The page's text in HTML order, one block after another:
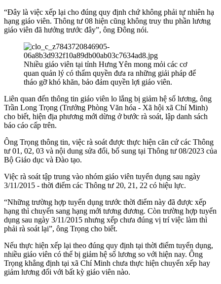
“Đây là việc xếp lại cho đúng quy định chứ không phải tự nhiên hạ
hạng giáo viên. Thông tư 08 hiện cũng không truy thu phần lương
giáo viên đã hưởng trước đây”, ông Đông nói.
Nhiều giáo viên tại tỉnh Hưng Yên mong mỏi các cơ
quan quản lý có thẩm quyền đưa ra những giải pháp để
tháo gỡ khó khăn, bảo đảm quyền lợi giáo viên.
Liên quan đến thông tin giáo viên lo lắng bị giảm hệ số lương, ông
Trần Long Trọng (Trưởng Phòng Văn hóa - Xã hội xã Chí Minh)
cho biết, hiện địa phương mới dừng ở bước rà soát, lập danh sách
báo cáo cấp trên.
Ông Trọng thông tin, việc rà soát được thực hiện căn cứ các Thông
tư 01, 02, 03 và nội dung sửa đổi, bổ sung tại Thông tư 08/2023 của
Bộ Giáo dục và Đào tạo.
Việc rà soát tập trung vào nhóm giáo viên tuyển dụng sau ngày
3/11/2015 - thời điểm các Thông tư 20, 21, 22 có hiệu lực.
“Những trường hợp tuyển dụng trước thời điểm này đã được xếp
hạng thì chuyển sang hạng mới tương đương. Còn trường hợp tuyển
dụng sau ngày 3/11/2015 nhưng xếp chưa đúng vị trí việc làm thì
phải rà soát lại”, ông Trọng cho biết.
Nếu thực hiện xếp lại theo đúng quy định tại thời điểm tuyển dụng,
nhiều giáo viên có thể bị giảm hệ số lương so với hiện nay. Ông
Trọng khẳng định tại xã Chí Minh chưa thực hiện chuyển xếp hay
giảm lương đối với bất kỳ giáo viên nào.